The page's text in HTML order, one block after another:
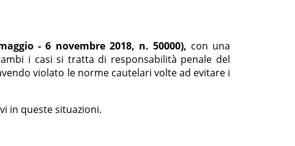
- 6 novembre 2018, n. 50000), con una
i casi si tratta di responsabilità penale del
violato le norme cautelari volte ad evitare i
in queste situazioni.